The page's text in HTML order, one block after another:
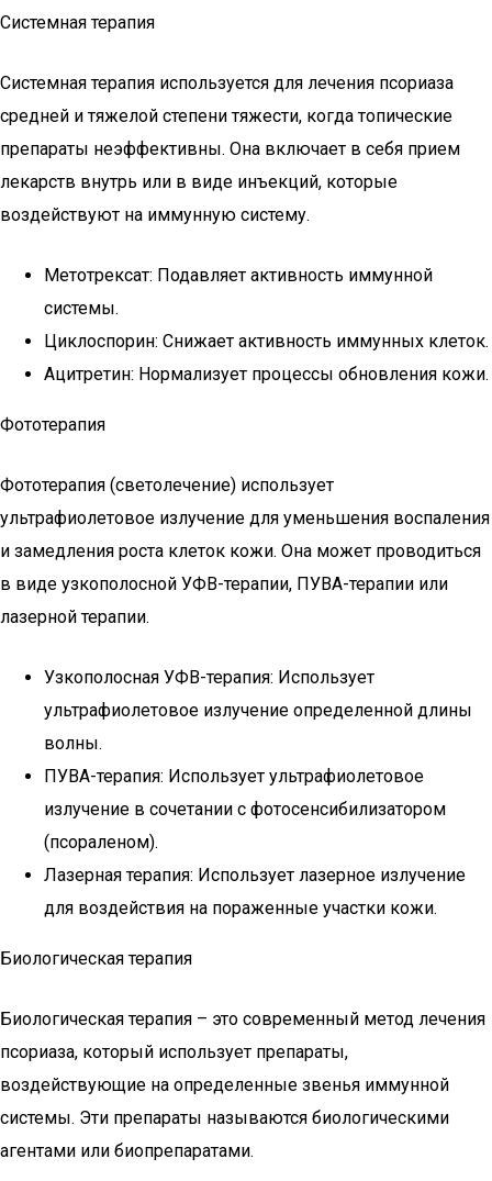
Системная терапия
Системная терапия используется для лечения псориаза
средней и тяжелой степени тяжести, когда топические
препараты неэффективны. Она включает в себя прием
лекарств внутрь или в виде инъекций, которые
воздействуют на иммунную систему.
Метотрексат: Подавляет активность иммунной
системы.
Циклоспорин: Снижает активность иммунных клеток.
Ацитретин: Нормализует процессы обновления кожи.
Фототерапия
Фототерапия (светолечение) использует
ультрафиолетовое излучение для уменьшения воспаления
и замедления роста клеток кожи. Она может проводиться
в виде узкополосной УФВ-терапии, ПУВА-терапии или
лазерной терапии.
Узкополосная УФВ-терапия: Использует
ультрафиолетовое излучение определенной длины
волны.
ПУВА-терапия: Использует ультрафиолетовое
излучение в сочетании с фотосенсибилизатором
(псораленом).
Лазерная терапия: Использует лазерное излучение
для воздействия на пораженные участки кожи.
Биологическая терапия
Биологическая терапия – это современный метод лечения
псориаза, который использует препараты,
воздействующие на определенные звенья иммунной
системы. Эти препараты называются биологическими
агентами или биопрепаратами.